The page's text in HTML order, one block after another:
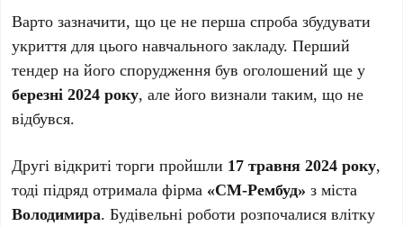
Варто зазначити, що це не перша спроба збудувати
укриття для цього навчального закладу. Перший
тендер на його спорудження був оголошений ще у
березні 2024 року, але його визнали таким, що не
відбувся.
Другі відкриті торги пройшли 17 травня 2024 року,
тоді підряд отримала фірма «СМ-Рембуд» з міста
Володимира. Будівельні роботи розпочалися влітку